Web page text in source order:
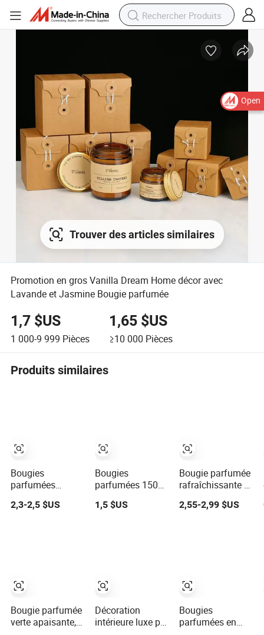
Open
Trouver des articles similaires
Promotion en gros Vanilla Dream Home décor avec
Lavande et Jasmine Bougie parfumée
1,7 $US
1 000-9 999 Pièces
1,65 $US
≥10 000 Pièces
Produits similaires
Bougies
parfumées
élégantes en
bocaux stylés
2,3-2,5 $US
Bougie parfumée
verte apaisante,
Bougies
parfumées 150g
en cire de soja
pour une
1,5 $US
Décoration
intérieure luxe pot
Bougie parfumée
rafraîchissante à
l'orange et au sel
de mer avec des
cire de soja, semi-
fabriquée,
créative pour la
maison intérieure
2,55-2,99 $US
Bougies
parfumées en